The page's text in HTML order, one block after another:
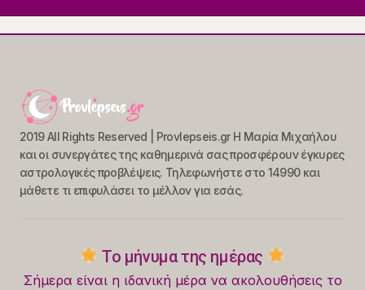
2019 All Rights Reserved | Provlepseis.gr Η Μαρία Μιχαήλου
και οι συνεργάτες της καθημερινά σας προσφέρουν έγκυρες
αστρολογικές προβλέψεις. Τηλεφωνήστε στο 14990 και
μάθετε τι επιφυλάσει το μέλλον για εσάς.
Το μήνυμα της ημέρας
Σήμερα είναι η ιδανική μέρα να ακολουθήσεις το